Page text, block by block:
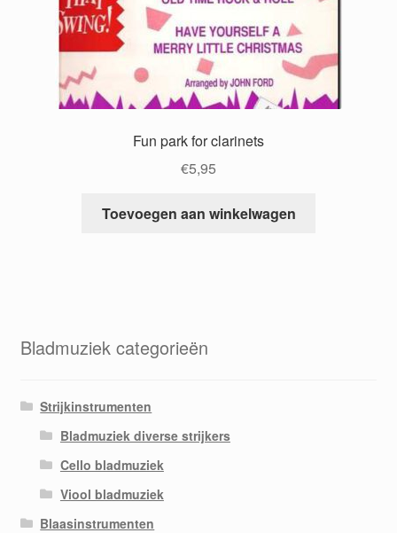
Fun park for clarinets
€5,95
Toevoegen aan winkelwagen
Bladmuziek categorieën
Strijkinstrumenten
Bladmuziek diverse strijkers
Cello bladmuziek
Viool bladmuziek
Blaasinstrumenten